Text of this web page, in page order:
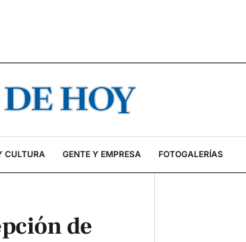
CULTURA GENTE Y EMPRESA FOTOGALERÍAS
de